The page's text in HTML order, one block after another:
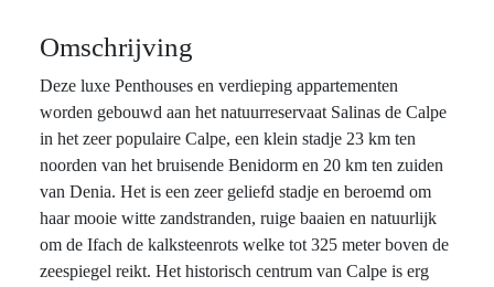
Omschrijving
Deze luxe Penthouses en verdieping appartementen
worden gebouwd aan het natuurreservaat Salinas de Calpe
in het zeer populaire Calpe, een klein stadje 23 km ten
noorden van het bruisende Benidorm en 20 km ten zuiden
van Denia. Het is een zeer geliefd stadje en beroemd om
haar mooie witte zandstranden, ruige baaien en natuurlijk
om de Ifach de kalksteenrots welke tot 325 meter boven de
zeespiegel reikt. Het historisch centrum van Calpe is erg